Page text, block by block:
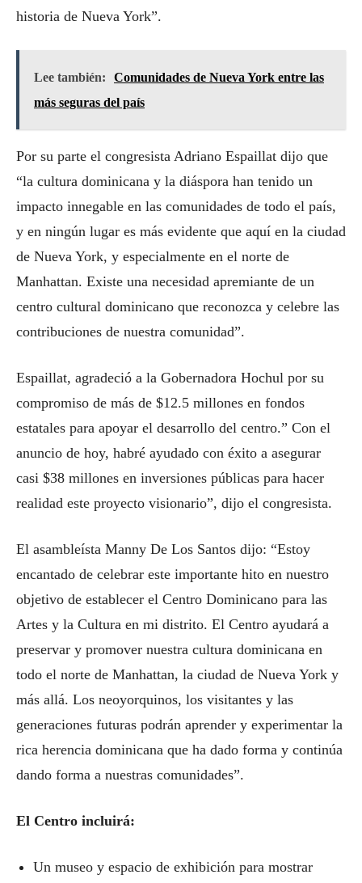
historia de Nueva York”.
Lee también:
Comunidades de Nueva York entre las
más seguras del país
Por su parte el congresista Adriano Espaillat dijo que
“la cultura dominicana y la diáspora han tenido un
impacto innegable en las comunidades de todo el país,
y en ningún lugar es más evidente que aquí en la ciudad
de Nueva York, y especialmente en el norte de
Manhattan. Existe una necesidad apremiante de un
centro cultural dominicano que reconozca y celebre las
contribuciones de nuestra comunidad”.
Espaillat, agradeció a la Gobernadora Hochul por su
compromiso de más de $12.5 millones en fondos
estatales para apoyar el desarrollo del centro.” Con el
anuncio de hoy, habré ayudado con éxito a asegurar
casi $38 millones en inversiones públicas para hacer
realidad este proyecto visionario”, dijo el congresista.
El asambleísta Manny De Los Santos dijo: “Estoy
encantado de celebrar este importante hito en nuestro
objetivo de establecer el Centro Dominicano para las
Artes y la Cultura en mi distrito. El Centro ayudará a
preservar y promover nuestra cultura dominicana en
todo el norte de Manhattan, la ciudad de Nueva York y
más allá. Los neoyorquinos, los visitantes y las
generaciones futuras podrán aprender y experimentar la
rica herencia dominicana que ha dado forma y continúa
dando forma a nuestras comunidades”.
El Centro incluirá:
Un museo y espacio de exhibición para mostrar